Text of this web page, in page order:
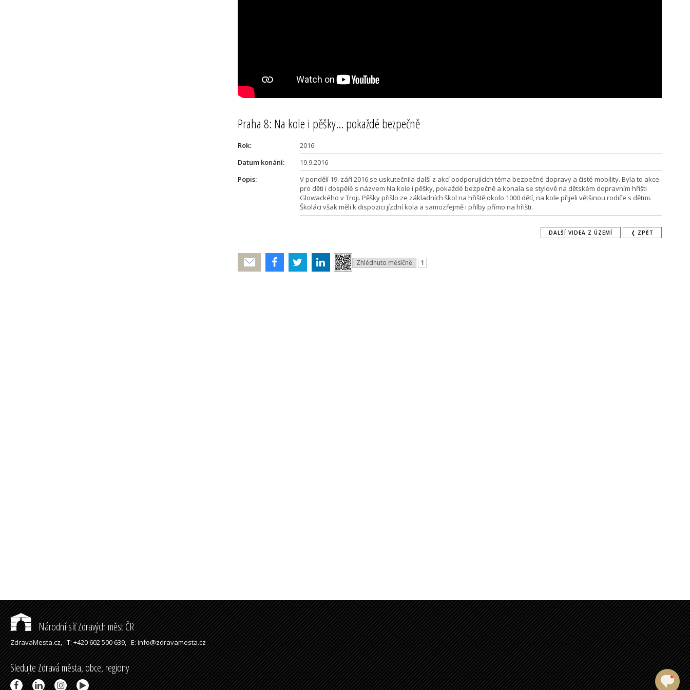
Praha 8: Na kole i pěšky… pokaždé bezpečně
Rok:
2016
Datum konání:
19.9.2016
Popis:
V pondělí 19. září 2016 se uskutečnila další z akcí podporujících téma bezpečné dopravy a čisté mobility. Byla to akce
pro děti i dospělé s názvem Na kole i pěšky, pokaždé bezpečně a konala se stylově na dětském dopravním hřišti
Glowackého v Troji. Pěšky přišlo ze základních škol na hřiště okolo 1000 dětí, na kole přijeli většinou rodiče s dětmi.
Školáci však měli k dispozici jízdní kola a samozřejmě i přilby přímo na hřišti.
DALŠÍ VIDEA Z ÚZEMÍ ❬ ZPĚT
Poslat Zhlédnuto měsíčně 1
Národní síť Zdravých měst ČR
ZdravaMesta.cz,T: +420 602 500 639,E: info@zdravamesta.cz
Sledujte Zdravá města, obce, regiony